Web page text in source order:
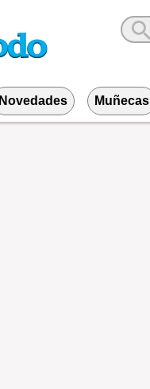
Novedades Muñecas